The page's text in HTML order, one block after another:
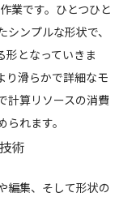
業です。ひとつひと
ンプルな形状で、
形となっていきま
り滑らかで詳細なモ
計算リソースの消費
れます。
術
編集、そして形状の